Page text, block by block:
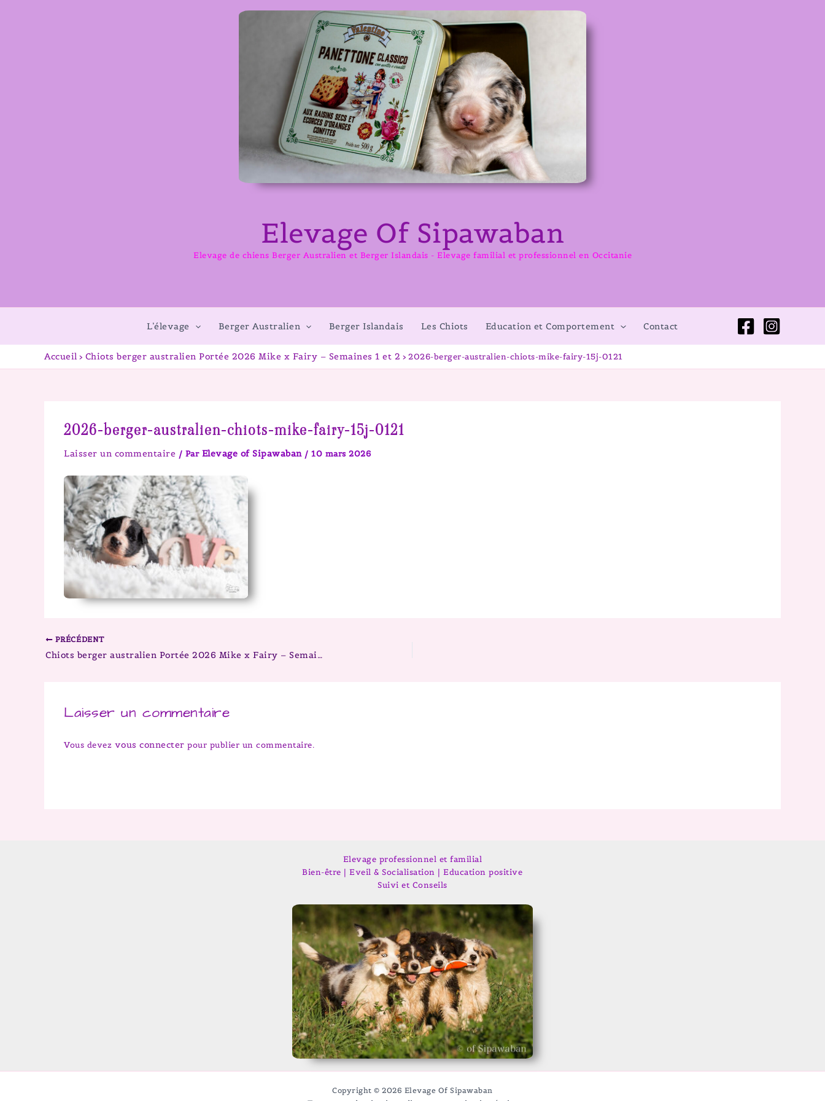
Elevage Of Sipawaban
Elevage de chiens Berger Australien et Berger Islandais - Elevage familial et professionnel en Occitanie
L’élevage Berger Australien Berger Islandais Les Chiots Education et Comportement Contact
Accueil Chiots berger australien Portée 2026 Mike x Fairy – Semaines 1 et 2 2026-berger-australien-chiots-mike-fairy-15j-0121
2026-berger-australien-chiots-mike-fairy-15j-0121
Laisser un commentaire / Par Elevage of Sipawaban / 10 mars 2026
PRÉCÉDENT
Chiots berger australien Portée 2026 Mike x Fairy – Semaines 1 et 2
Laisser un commentaire
Vous devez vous connecter pour publier un commentaire.
Elevage professionnel et familial
Bien-être | Eveil & Socialisation | Education positive
Suivi et Conseils
Copyright © 2026 Elevage Of Sipawaban